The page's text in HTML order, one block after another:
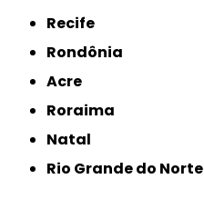
Recife
Rondônia
Acre
Roraima
Natal
Rio Grande do Norte